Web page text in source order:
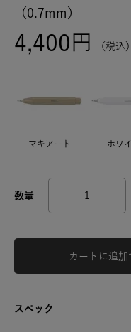
（0.7mm）
4,400 税込
マキアート ホワ
カートに追加
スペック